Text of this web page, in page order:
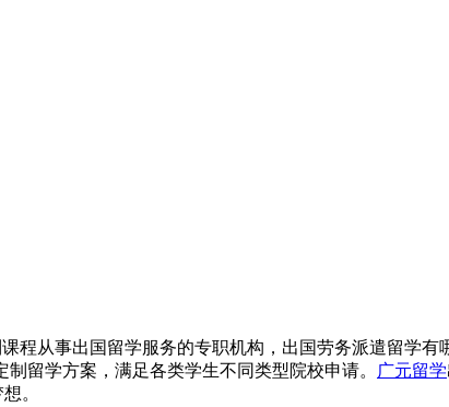
程从事出国留学服务的专职机构，出国劳务派遣留学有
留学方案，满足各类学生不同类型院校申请。
广元留学
。